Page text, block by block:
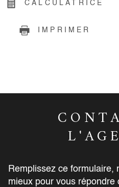
CALCULATRICE
IMPRIMER
Remplissez ce formulaire,
mieux pour vous répondre